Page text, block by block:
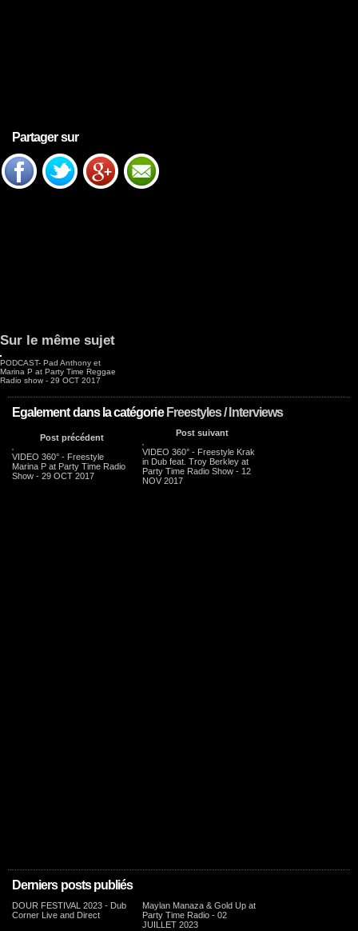
Partager sur
Sur le même sujet
PODCAST- Pad Anthony et
Marina P at Party Time Reggae
Radio show - 29 OCT 2017
Egalement dans la catégorie Freestyles / Interviews
Post précédent
VIDEO 360° - Freestyle
Marina P at Party Time Radio
Show - 29 OCT 2017
Post suivant
VIDEO 360° - Freestyle Krak
in Dub feat. Troy Berkley at
Party Time Radio Show - 12
NOV 2017
Derniers posts publiés
DOUR FESTIVAL 2023 - Dub
Corner Live and Direct
Maylan Manaza & Gold Up at
Party Time Radio - 02
JUILLET 2023